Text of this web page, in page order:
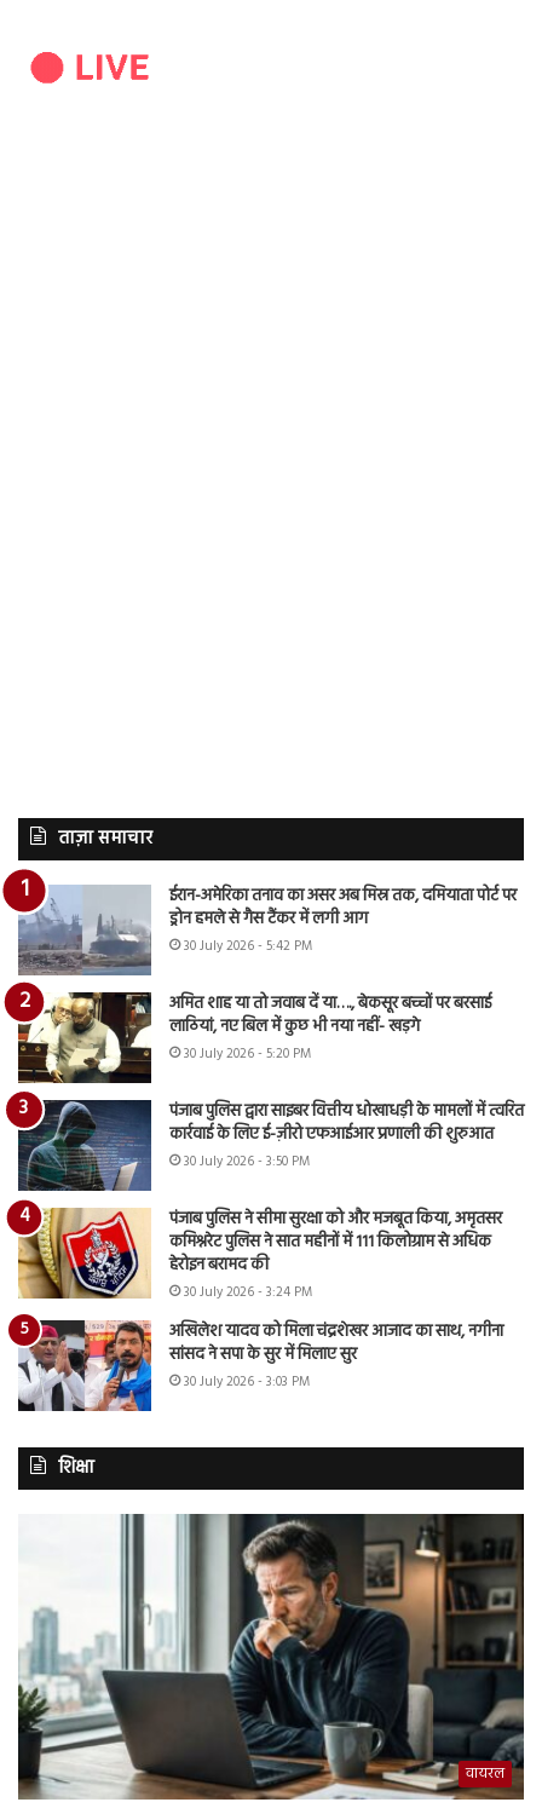
ताज़ा समाचार
ईरान-अमेरिका तनाव का असर अब मिस्र तक, दमियाता पोर्ट पर
ड्रोन हमले से गैस टैंकर में लगी आग
30 July 2026 - 5:42 PM
अमित शाह या तो जवाब दें या…., बेकसूर बच्चों पर बरसाई
लाठियां, नए बिल में कुछ भी नया नहीं- खड़गे
30 July 2026 - 5:20 PM
पंजाब पुलिस द्वारा साइबर वित्तीय धोखाधड़ी के मामलों में त्वरित
कार्रवाई के लिए ई-ज़ीरो एफआईआर प्रणाली की शुरुआत
30 July 2026 - 3:50 PM
पंजाब पुलिस ने सीमा सुरक्षा को और मजबूत किया, अमृतसर
कमिश्नरेट पुलिस ने सात महीनों में 111 किलोग्राम से अधिक
हेरोइन बरामद की
30 July 2026 - 3:24 PM
अखिलेश यादव को मिला चंद्रशेखर आजाद का साथ, नगीना
सांसद ने सपा के सुर में मिलाए सुर
30 July 2026 - 3:03 PM
शिक्षा
वायरल